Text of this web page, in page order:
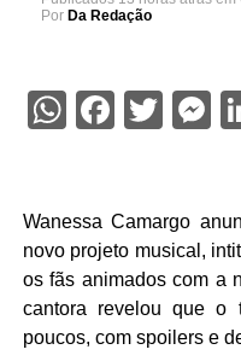
Por Da Redação
WhatsApp
Wanessa Camargo
novo projeto musical,
os fãs animados com a
cantora revelou que o
poucos, com spoilers e